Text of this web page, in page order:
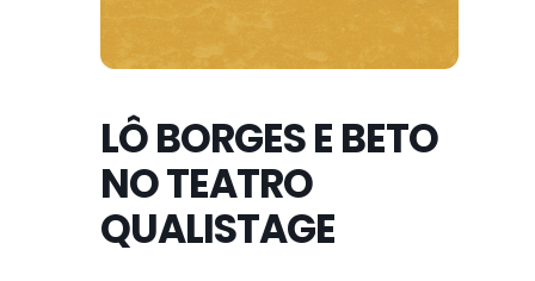
LÔ BORGES E BETO
NO TEATRO
QUALISTAGE